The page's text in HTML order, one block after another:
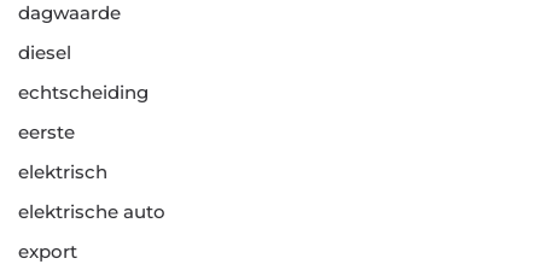
dagwaarde
diesel
echtscheiding
eerste
elektrisch
elektrische auto
export